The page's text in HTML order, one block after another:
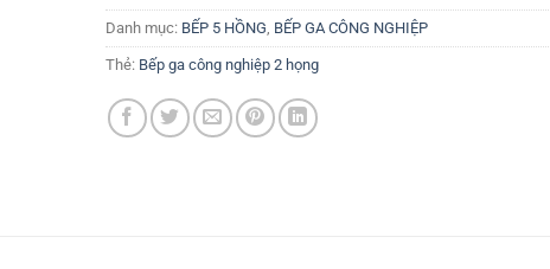
Danh mục: BẾP 5 HỒNG, BẾP GA CÔNG NGHIỆP
Thẻ: Bếp ga công nghiệp 2 họng